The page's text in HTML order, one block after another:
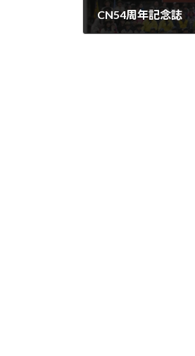
CN54周年記念誌